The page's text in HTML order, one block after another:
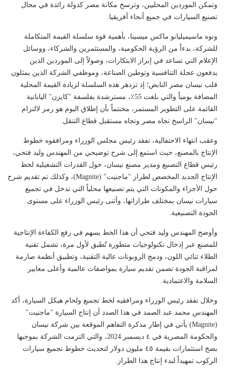
وتمكن الموردين المحليين، وترسخ مكانة مصر كدولة رائدة في مجال
تصنيع السيارات في جميع أنحاء أفريقيا.
ونوه ماسيميليانو ماكس ميسينا، بأهمية قوة سلسلة القيمة المتكاملة
للشركة، بدءاً من الرؤية الحكومية، والمستثمرين والشركاء، ووسائل
الإعلام التي تساعد في إبراز الابتكارات، وصولاً إلى الموردين الذين
يدفعون عجلة التنافسية وتوطين الصناعة، وموظفي الشركة الذين يمثلون
قلب نيسان مصر النابض؛ إذ تزدهر هذه السلسلة لزيادة القيمة المحلية
المضافة يومياً والتي بلغت 55٪، مسترشدة بفلسفة "كايزن" اليابانية
القائمة على التطوير المستمر، مختتماً بأن إطلاق اليوم هو رمز لالتزام
"نيسان" الراسخ تجاه مصر وتجاه مستقبل قطاع التنقل.
وعقب انتهاء الاحتفالية، تفقد رئيس مجلس الوزراء ومرافقوه خطوط
الإنتاج بالمصنع، حيث استمع إلى شرح توضيحي من المهندس وليد فتحي،
رئيس قطاع التصنيع ومدير مصنع نيسان، حول القدرات التشغيلية لخط
الإنتاج الجديد المخصص لطراز "ماجنيت" (Magnite)، وكذلك تم تقديم شرح
حول الأجزاء والمكونات التي يتم تصنيعها محلياً التي تدخل في تجميع
سيارات نيسان بمختلف طرازاتها، وأثنى رئيس الوزراء على مستوى
الجودة التصنيعية.
وأوضح المهندس وليد فتحي أن هذا الخط يسهم في رفع الكفاءة الإنتاجية
للمصنع عبر إدخال تكنولوجيات متطورة تُطبق لأول مرة، تشمل تقنية
الطلاء ثنائي اللون، ودمج الروبوتات عالية التقنية، وتطبيق أنظمة صارمة
لمراقبة الجودة تضمن تقديم سيارة بمواصفات عالمية وأعلى معايير
السلامة والاعتمادية.
وخلال تفقد رئيس الوزراء ومرافقيه لخط تجميع ولحام هيكل السيارة، أكد
المهندس محمد عبد الصمد في هذا الصدد أن إنتاج السيارة "ماجنيت"
(Magnite) يأتي في إطار مذكرة التفاهم الموقعة بين شركة نيسان
والحكومة المصرية في ٤ ديسمبر 2024، والتي التزمت الشركة بموجبها
بضخ استثمارات بقيمة ٤٥ مليون دولار لتحديث خطوط تجميع سيارات
الركوب تمهيداً لبدء إنتاج هذا الطراز.